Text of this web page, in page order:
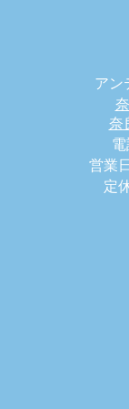
アン
奈
営業
定